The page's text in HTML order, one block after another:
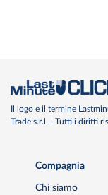
Il logo e il termine
Trade s.r.l. - Tutti i diritti
Compagnia
Chi siamo